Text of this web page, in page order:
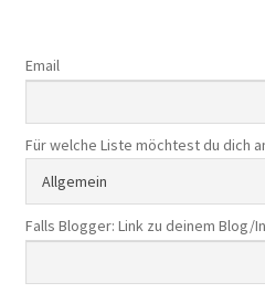
Email
Für welche Liste möchtest du dich
Falls Blogger: Link zu deinem Blog/